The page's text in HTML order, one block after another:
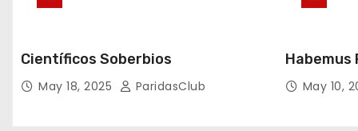
Científicos Soberbios
May 18, 2025 ParidasClub
Habemus
May 10,